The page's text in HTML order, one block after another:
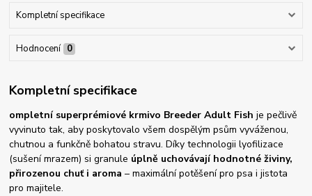
Kompletní specifikace
Hodnocení 0
Kompletní specifikace
ompletní superprémiové krmivo Breeder Adult Fish je pečlivě
vyvinuto tak, aby poskytovalo všem dospělým psům vyváženou,
chutnou a funkčně bohatou stravu. Díky technologii lyofilizace
(sušení mrazem) si granule úplně uchovávají hodnotné živiny,
přirozenou chuť i aroma – maximální potěšení pro psa i jistota
pro majitele.